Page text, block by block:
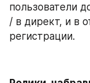
пользователи
/ в директ, и в
регистрации.